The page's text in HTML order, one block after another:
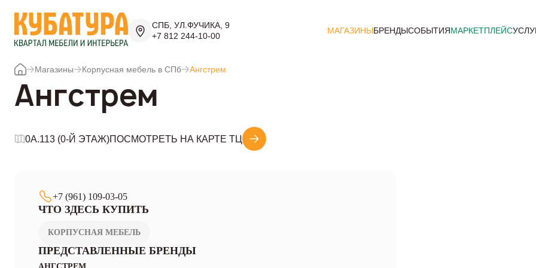
СПБ, УЛ.ФУЧИКА, 9
+7 812 244-10-00
МАГАЗИНЫБРЕНДЫСОБЫТИЯМАРКЕТПЛЕЙС
Магазины Корпусная мебель в СПб Ангстрем
Ангстрем
0A.113 (0-Й ЭТАЖ)ПОСМОТРЕТЬ НА КАРТЕ ТЦ
+7 (961) 109-03-05
ЧТО ЗДЕСЬ КУПИТЬ
КОРПУСНАЯ МЕБЕЛЬ
ПРЕДСТАВЛЕННЫЕ БРЕНДЫ